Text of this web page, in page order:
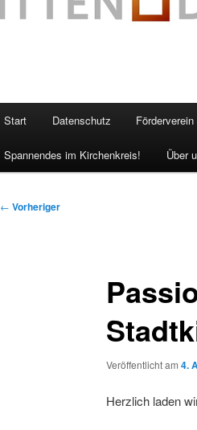
Start Datenschutz
Spannendes im Kirchenkreis! Über
Beitragsnavigation
← Vorheriger
Veröffentlicht am 4.
Herzlich laden